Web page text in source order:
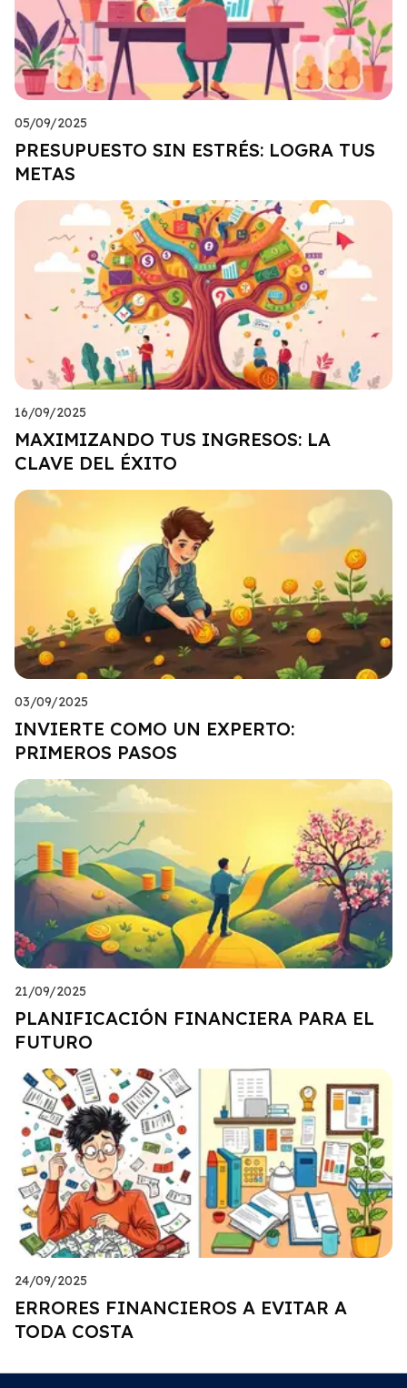
05/09/2025
PRESUPUESTO SIN ESTRÉS: LOGRA TUS
METAS
16/09/2025
MAXIMIZANDO TUS INGRESOS: LA
CLAVE DEL ÉXITO
03/09/2025
INVIERTE COMO UN EXPERTO:
PRIMEROS PASOS
21/09/2025
PLANIFICACIÓN FINANCIERA PARA EL
FUTURO
24/09/2025
ERRORES FINANCIEROS A EVITAR A
TODA COSTA